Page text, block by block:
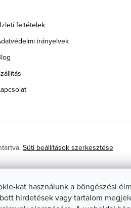
kat használunk a böngészési
hirdetések vagy tartalom
feltételek
irányelvek
Süti beállítások szerkesztése